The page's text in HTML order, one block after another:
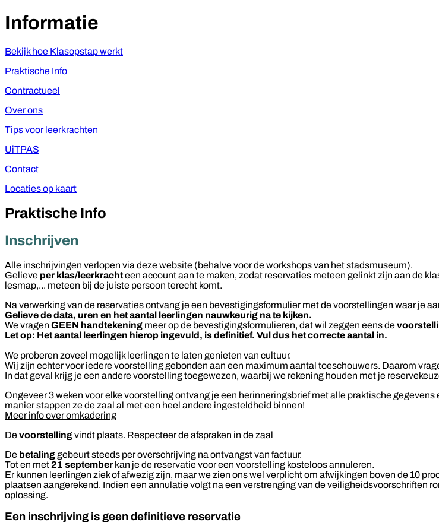
Informatie
Bekijk hoe Klasopstap werkt
Praktische Info
Contractueel
Over ons
Tips voor leerkrachten
UiTPAS
Contact
Locaties op kaart
Praktische Info
Inschrijven
Alle inschrijvingen verlopen via deze website (behalve voor de workshops van het stadsmuseum).
Gelieve per klas/leerkrachteen account aan te maken, zodat reservaties meteen gelinkt zijn aan de
lesmap,... meteen bij de juiste persoon terecht komt.
Na verwerking van de reservaties ontvang je een bevestigingsformulier met de voorstellingen waar je
Gelieve de data, uren en het aantal leerlingen nauwkeurig na te kijken.
We vragen GEEN handtekening meer op de bevestigingsformulieren, dat wil zeggen eens de
Let op: Het aantal leerlingen hierop ingevuld, is definitief. Vul dus het correcte aantal in.
We proberen zoveel mogelijk leerlingen te laten genieten van cultuur.
Wij zijn echter voor iedere voorstelling gebonden aan een maximum aantal toeschouwers. Daarom
In dat geval krijg je een andere voorstelling toegewezen, waarbij we rekening houden met je
Ongeveer 3 weken voor elke voorstelling ontvang je een herinneringsbrief met alle praktische
manier stappen ze de zaal al met een heel andere ingesteldheid binnen!
Meer info over omkadering
Devoorstellingvindt plaats. Respecteer de afspraken in de zaal
De betalinggebeurt steeds per overschrijving na ontvangst van factuur.
Tot en met 21 september kan je de reservatie voor een voorstelling kosteloos annuleren.
Er kunnen leerlingen ziek of afwezig zijn, maar we zien ons wel verplicht om afwijkingen boven de 10
plaatsen aangerekend. Indien een annulatie volgt na een verstrenging van de veiligheidsvoorschriften
oplossing.
Een inschrijving is geen definitieve reservatie